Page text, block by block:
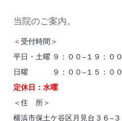
当院のご案内。
＜受付時間＞
平日・土曜 ９：００−１９：００
日曜 ９：００−１５：００
定休日：水曜
＜住 所＞
横浜市保土ケ谷区月見台３６−３